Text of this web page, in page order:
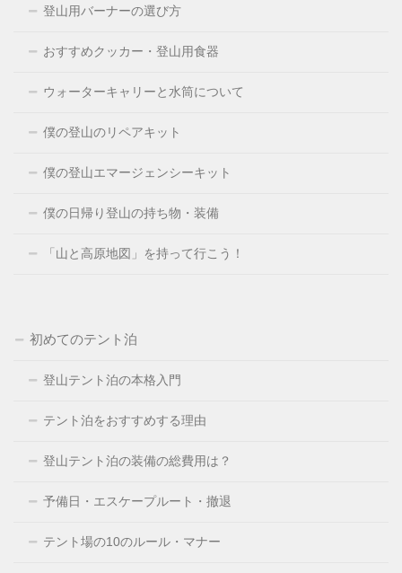
登山用バーナーの選び方
おすすめクッカー・登山用食器
ウォーターキャリーと水筒について
僕の登山のリペアキット
僕の登山エマージェンシーキット
僕の日帰り登山の持ち物・装備
「山と高原地図」を持って行こう！
初めてのテント泊
登山テント泊の本格入門
テント泊をおすすめする理由
登山テント泊の装備の総費用は？
予備日・エスケープルート・撤退
テント場の10のルール・マナー